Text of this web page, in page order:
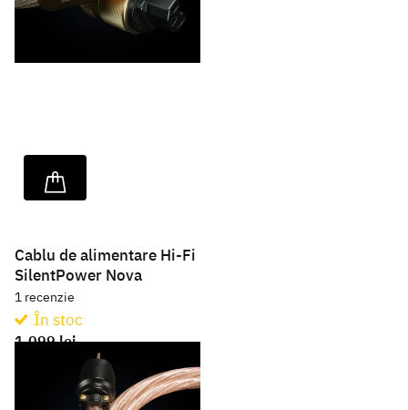
Cablu de alimentare Hi-Fi
SilentPower Nova
1 recenzie
În stoc
1.099 lei